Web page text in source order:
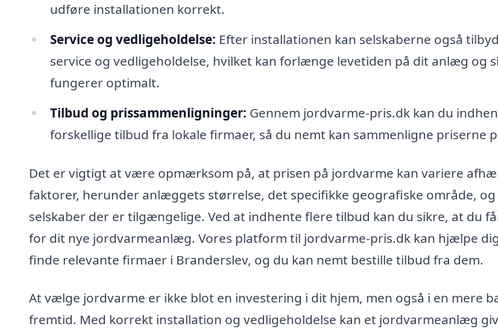
udføre installationen korrekt.
Service og vedligeholdelse: Efter installationen kan selskaberne også
service og vedligeholdelse, hvilket kan forlænge levetiden på dit anlæg og
fungerer optimalt.
Tilbud og prissammenligninger: Gennem jordvarme-pris.dk kan du
forskellige tilbud fra lokale firmaer, så du nemt kan sammenligne priserne
Det er vigtigt at være opmærksom på, at prisen på jordvarme kan variere
faktorer, herunder anlæggets størrelse, det specifikke geografiske område, og
selskaber der er tilgængelige. Ved at indhente flere tilbud kan du sikre, at du
for dit nye jordvarmeanlæg. Vores platform til jordvarme-pris.dk kan hjælpe
finde relevante firmaer i Branderslev, og du kan nemt bestille tilbud fra dem.
At vælge jordvarme er ikke blot en investering i dit hjem, men også i en mere
fremtid. Med korrekt installation og vedligeholdelse kan et jordvarmeanlæg